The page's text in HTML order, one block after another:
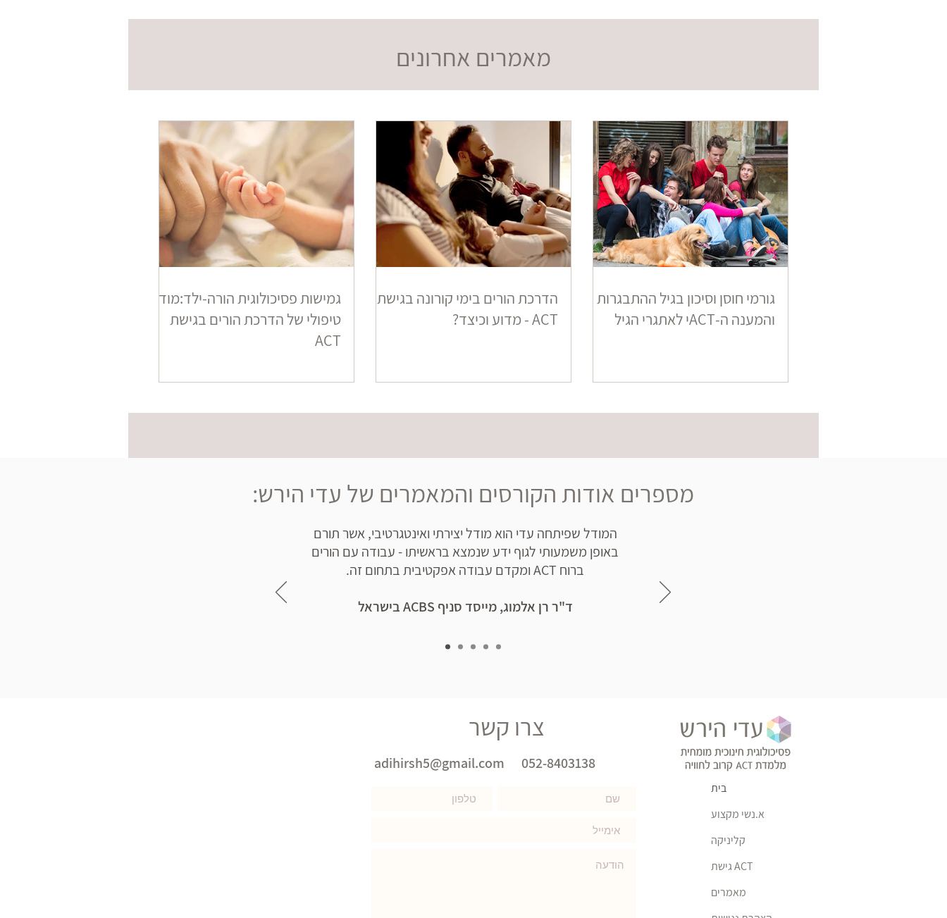
מאמרים אחרונים
גורמי חוסן וסיכון בגיל ההתבגרות
והמענה ה-ACTי לאתגרי הגיל
הדרכת הורים בימי קורונה בגישת
ACT - מדוע וכיצד?
גמישות פסיכולוגית הורה-ילד:מודל
טיפולי של הדרכת הורים בגישת
ACT
מספרים אודות הקורסים והמאמרים של עדי הירש:
המודל שפיתחה עדי הוא מודל יצירתי ואינטגרטיבי, אשר תורם
באופן משמעותי לגוף ידע שנמצא בראשיתו - עבודה עם הורים
ברוח ACT ומקדם עבודה אפקטיבית בתחום זה.
ד"ר רן אלמוג, מייסד סניף ACBS בישראל
צרו קשר
adihirsh5@gmail.com 052-8403138
בית
א.נשי מקצוע
קליניקה
גישת ACT
מאמרים